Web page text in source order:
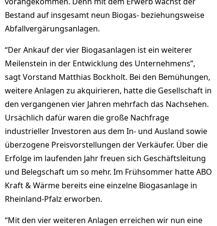
Bestand auf insgesamt neun Biogas- beziehungsweise
Abfallvergärungsanlagen.
“Der Ankauf der vier Biogasanlagen ist ein weiterer
Meilenstein in der Entwicklung des Unternehmens”,
sagt Vorstand Matthias Bockholt. Bei den Bemühungen,
weitere Anlagen zu akquirieren, hatte die Gesellschaft in
den vergangenen vier Jahren mehrfach das Nachsehen.
Ursächlich dafür waren die große Nachfrage
industrieller Investoren aus dem In- und Ausland sowie
überzogene Preisvorstellungen der Verkäufer. Über die
Erfolge im laufenden Jahr freuen sich Geschäftsleitung
und Belegschaft um so mehr. Im Frühsommer hatte ABO
Kraft & Wärme bereits eine einzelne Biogasanlage in
Rheinland-Pfalz erworben.
“Mit den vier weiteren Anlagen erreichen wir nun eine